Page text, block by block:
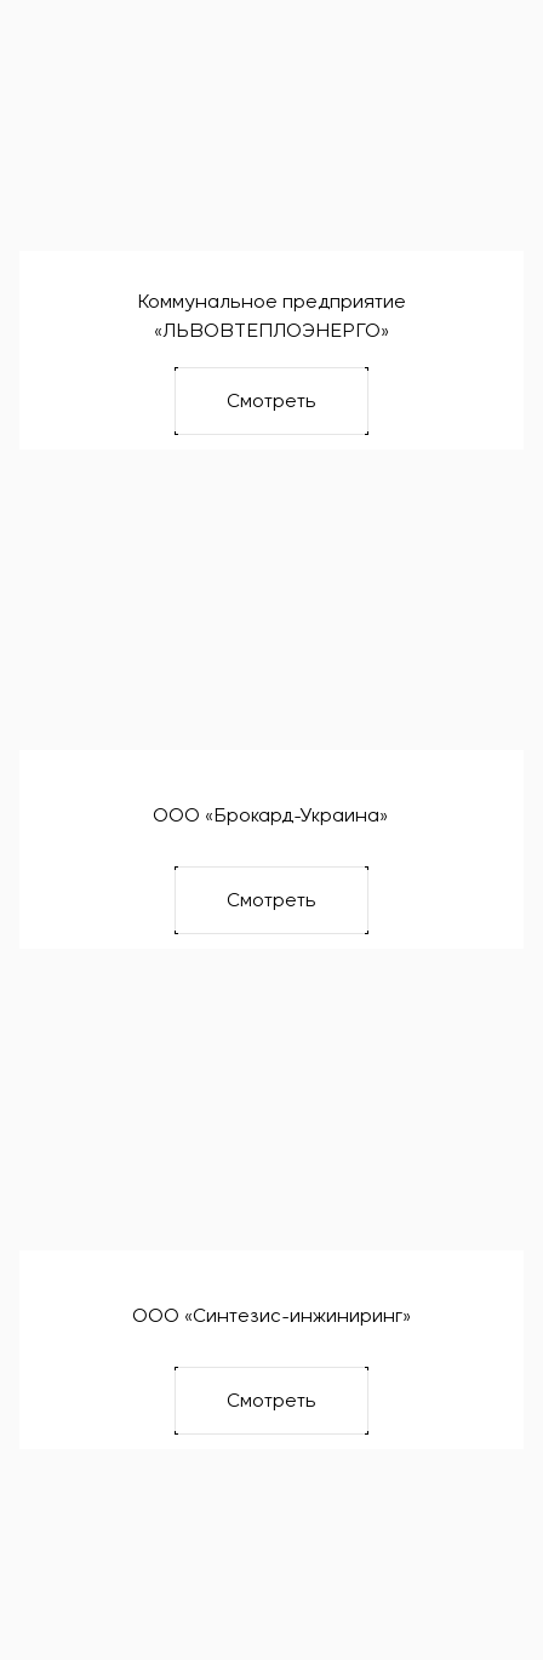
Коммунальное предприятие
«ЛЬВОВТЕПЛОЭНЕРГО»
Смотреть
ООО «Брокард-Украина»
Смотреть
ООО «Синтезис-инжиниринг»
Смотреть